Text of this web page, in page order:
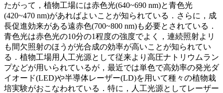
たがって，植物工場には赤色光(640~690 nm)と青色光
(420~470 nm)があればよいことが知られている．さらに，成
長促進効来がある遠赤色(700~800 nm)も必要とされている．
青色光は赤色光の10分の1程度の強度でよく，連続照射よリ
も間欠照射のほうが光合成の効率が高いことが知られてい
る．植物工場用人工光源として従来より高圧ナトリウムラン
プなどが用いられているが，最近では単色で高効率の発光ダ
イオード(LED)や半導体レーザー(LD)を用いて種々の植物栽
培実験がおこなわれている．特に，人工光源としてレーザー